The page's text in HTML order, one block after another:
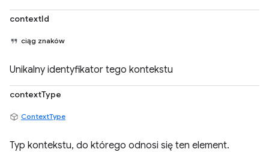
contextId
ciąg znaków
Unikalny identyfikator tego kontekstu
contextType
ContextType
Typ kontekstu, do którego odnosi się ten element.